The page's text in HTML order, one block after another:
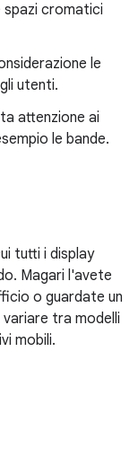
spazi cromatici
le
utenti.
attenzione ai
le bande.
tutti i display
Magari l'avete
o guardate un
tra modelli
mobili.